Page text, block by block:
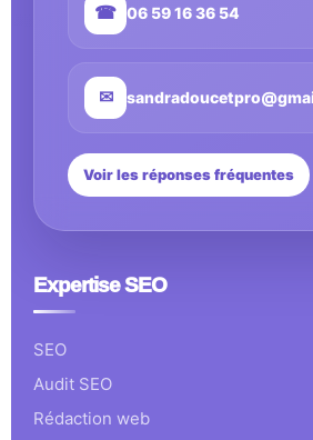
☎ 06 59 16 36 54
✉
Voir les réponses fréquentes
Expertise SEO
SEO
Audit SEO
Rédaction web